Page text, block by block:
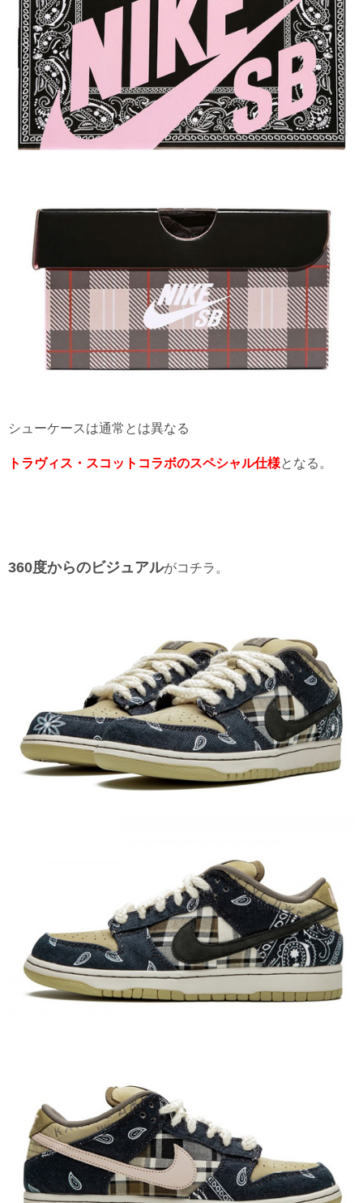
シューケースは通常とは異なる
トラヴィス・スコットコラボのスペシャル仕様となる。
360度からのビジュアルがコチラ。